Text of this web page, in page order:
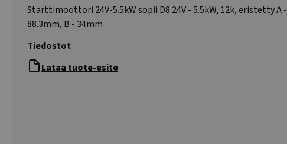
Starttimoottori 24V-5.5kW sopii D8 24V - 5.5kW, 12k, eristetty A -
88.3mm, B - 34mm
Tiedostot
Lataa tuote-esite